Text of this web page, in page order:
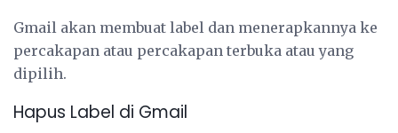
Gmail akan membuat label dan menerapkannya ke
percakapan atau percakapan terbuka atau yang
dipilih.
Hapus Label di Gmail